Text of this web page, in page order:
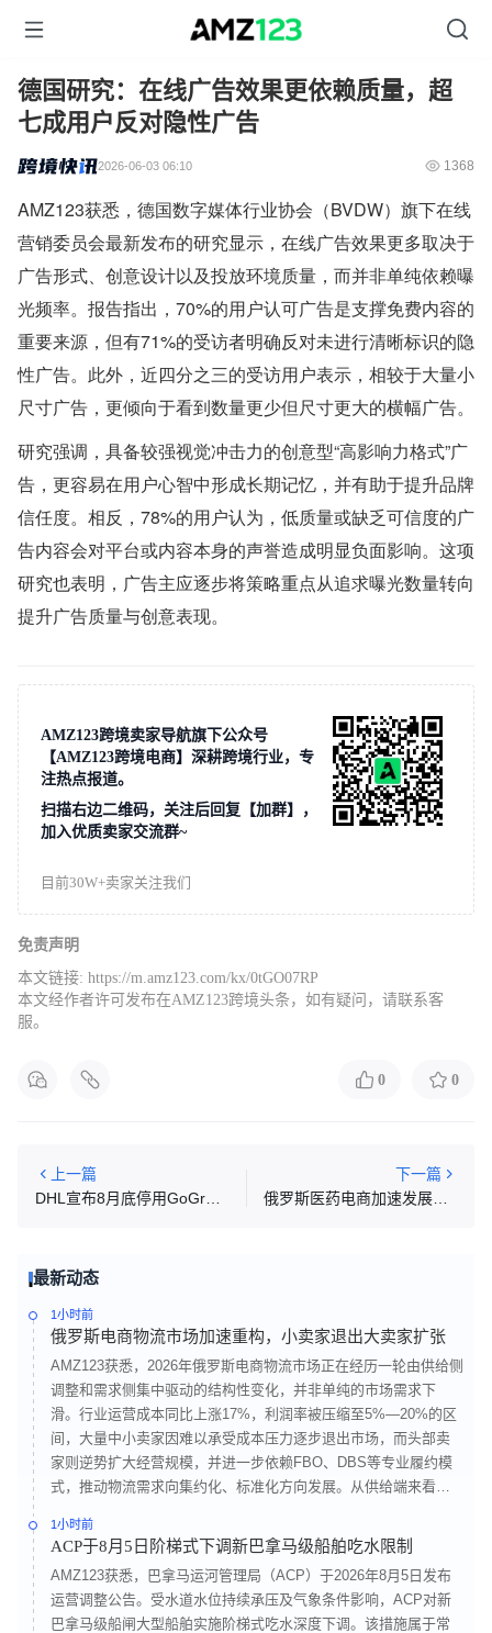
德国研究：在线广告效果更依赖质量，超
七成用户反对隐性广告
2026-06-03 06:10 1368
AMZ123获悉，德国数字媒体行业协会（BVDW）旗下在线
营销委员会最新发布的研究显示，在线广告效果更多取决于
广告形式、创意设计以及投放环境质量，而并非单纯依赖曝
光频率。报告指出，70%的用户认可广告是支撑免费内容的
重要来源，但有71%的受访者明确反对未进行清晰标识的隐
性广告。此外，近四分之三的受访用户表示，相较于大量小
尺寸广告，更倾向于看到数量更少但尺寸更大的横幅广告。
研究强调，具备较强视觉冲击力的创意型“高影响力格式”广
告，更容易在用户心智中形成长期记忆，并有助于提升品牌
信任度。相反，78%的用户认为，低质量或缺乏可信度的广
告内容会对平台或内容本身的声誉造成明显负面影响。这项
研究也表明，广告主应逐步将策略重点从追求曝光数量转向
提升广告质量与创意表现。
AMZ123跨境卖家导航旗下公众号
【AMZ123跨境电商】深耕跨境行业，专
注热点报道。
扫描右边二维码，关注后回复【加群】，
加入优质卖家交流群~
目前30W+卖家关注我们
免责声明
本文链接: https://m.amz123.com/kx/0tGO07RP
本文经作者许可发布在AMZ123跨境头条，如有疑问，请联系客
服。
0 0
上一篇
下一篇
最新动态
1小时前
俄罗斯电商物流市场加速重构，小卖家退出大卖家扩张
AMZ123获悉，2026年俄罗斯电商物流市场正在经历一轮由供给侧
调整和需求侧集中驱动的结构性变化，并非单纯的市场需求下
滑。行业运营成本同比上涨17%，利润率被压缩至5%—20%的区
间，大量中小卖家因难以承受成本压力逐步退出市场，而头部卖
家则逆势扩大经营规模，并进一步依赖FBO、DBS等专业履约模
式，推动物流需求向集约化、标准化方向发展。从供给端来看，
整体物流运量提供支撑。需求端则呈现明显的品类集中趋势，服
装与家居用品两大品类合计贡献超过50%的订单量。在这一背景
下，俄罗斯本土物流企业正加快从粗放式网络扩张转向精细化成
本管理，并围绕高周转品类提升服务能力。
1小时前
ACP于8月5日阶梯式下调新巴拿马级船舶吃水限制
AMZ123获悉，巴拿马运河管理局（ACP）于2026年8月5日发布
运营调整公告。受水道水位持续承压及气象条件影响，ACP对新
巴拿马级船闸大型船舶实施阶梯式吃水深度下调。该措施属于常